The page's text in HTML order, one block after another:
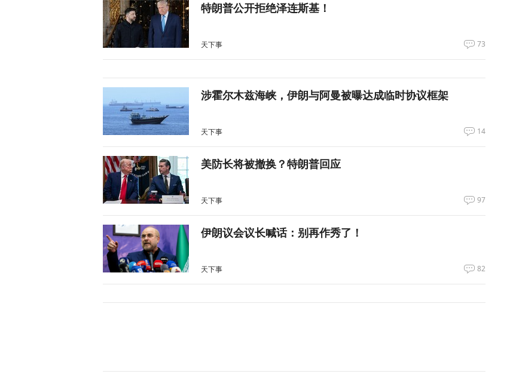
特朗普公开拒绝泽连斯基！
天下事 73
涉霍尔木兹海峡，伊朗与阿曼被曝达成临时协议框架
天下事 14
美防长将被撤换？特朗普回应
天下事 97
伊朗议会议长喊话：别再作秀了！
天下事 82